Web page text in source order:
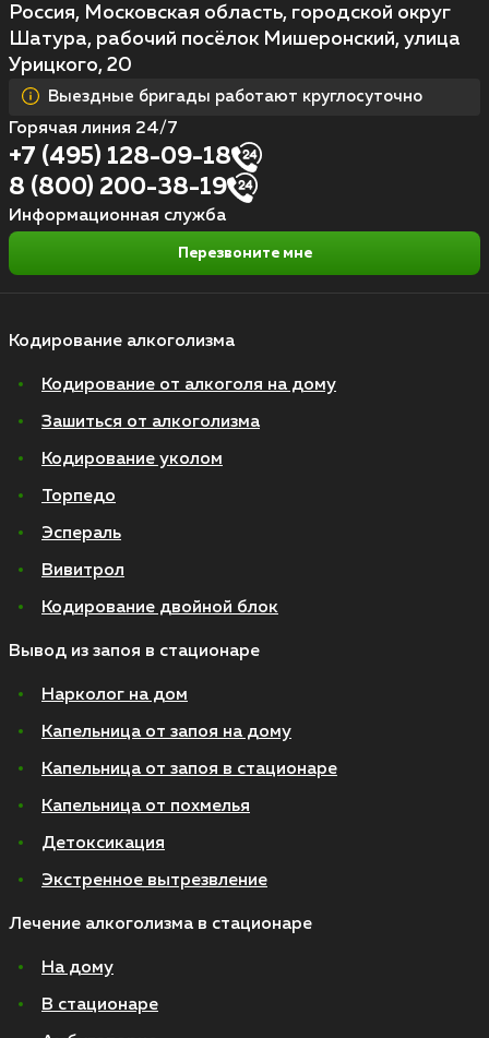
Кодирование алкоголизма
Кодирование от алкоголя на дому
Зашиться от алкоголизма
Кодирование уколом
Торпедо
Эспераль
Вивитрол
Кодирование двойной блок
Вывод из запоя в стационаре
Нарколог на дом
Капельница от запоя на дому
Капельница от запоя в стационаре
Капельница от похмелья
Детоксикация
Экстренное вытрезвление
Лечение алкоголизма в стационаре
На дому
В стационаре
Россия, Московская область, городской округ
Шатура, рабочий посёлок Мишеронский, улица
Урицкого, 20
Выездные бригады работают круглосуточно
Горячая линия 24/7
+7 (495) 128-09-18
8 (800) 200-38-19
Информационная служба
Перезвоните мне